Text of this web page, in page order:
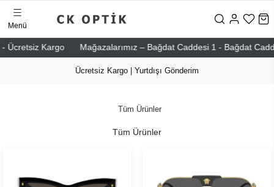
Kargo Mağazalarımız – Bağdat Caddesi 1 - Bağdat
Menü
Ücretsiz Kargo | Yurtdışı Gönderim
Tüm Ürünler
Tüm Ürünler